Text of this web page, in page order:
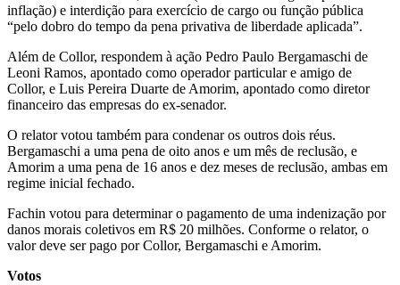
inflação) e interdição para exercício de cargo ou função pública
“pelo dobro do tempo da pena privativa de liberdade aplicada”.
Além de Collor, respondem à ação Pedro Paulo Bergamaschi de
Leoni Ramos, apontado como operador particular e amigo de
Collor, e Luis Pereira Duarte de Amorim, apontado como diretor
financeiro das empresas do ex-senador.
O relator votou também para condenar os outros dois réus.
Bergamaschi a uma pena de oito anos e um mês de reclusão, e
Amorim a uma pena de 16 anos e dez meses de reclusão, ambas em
regime inicial fechado.
Fachin votou para determinar o pagamento de uma indenização por
danos morais coletivos em R$ 20 milhões. Conforme o relator, o
valor deve ser pago por Collor, Bergamaschi e Amorim.
Votos